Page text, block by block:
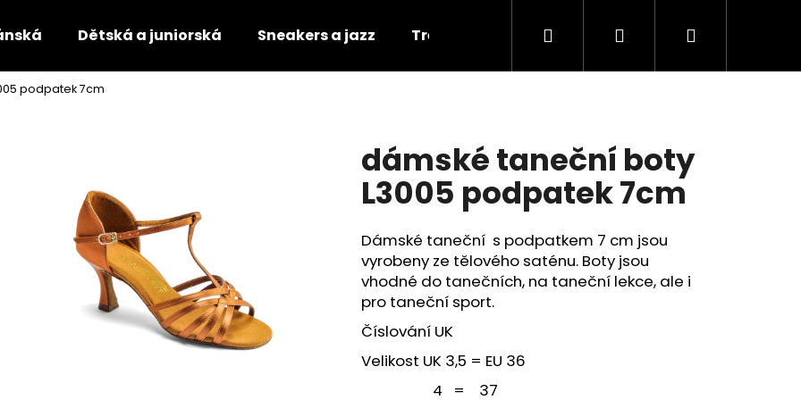
Dětská a juniorská Sneakers a jazz Tréninkové Cvičky Dárkové poukazy
Hledat PřihlášeníNákupní
podpatek 7cm
dámské taneční boty
L3005 podpatek 7cm
Dámské taneční s podpatkem 7 cm jsou
vyrobeny ze tělového saténu. Boty jsou
vhodné do tanečních, na taneční lekce, ale i
pro taneční sport.
Číslování UK
Velikost UK 3,5 = EU 36
4 = 37
Co potřebujete najít?
Doporučujeme
TANEČNÍ BOTY S PLNOU ŠPIČKOU PD 121,